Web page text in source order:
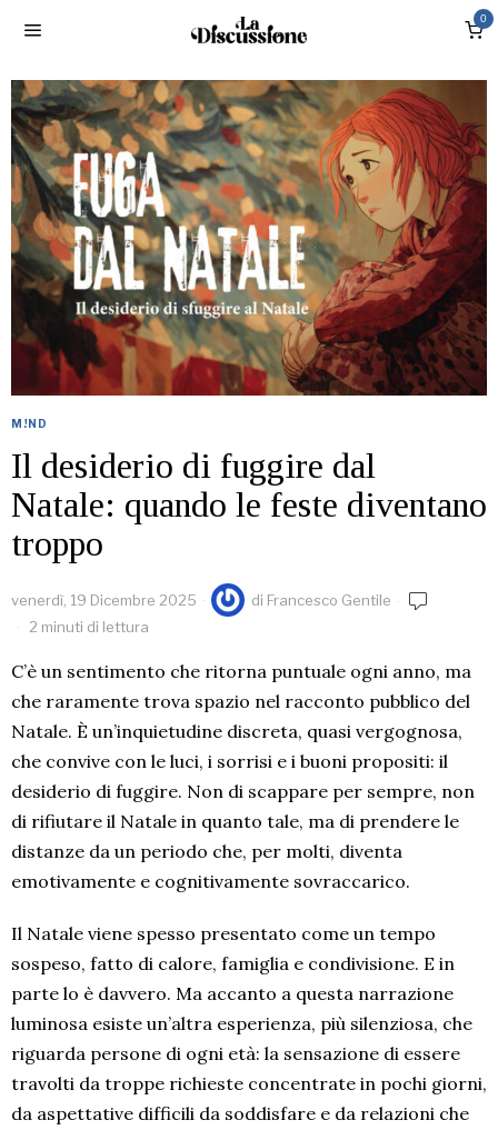
0
M!ND
Il desiderio di fuggire dal
Natale: quando le feste diventano
troppo
venerdì, 19 Dicembre 2025 di Francesco Gentile
2 minuti di lettura
C’è un sentimento che ritorna puntuale ogni anno, ma
che raramente trova spazio nel racconto pubblico del
Natale. È un’inquietudine discreta, quasi vergognosa,
che convive con le luci, i sorrisi e i buoni propositi: il
desiderio di fuggire. Non di scappare per sempre, non
di rifiutare il Natale in quanto tale, ma di prendere le
distanze da un periodo che, per molti, diventa
emotivamente e cognitivamente sovraccarico.
Il Natale viene spesso presentato come un tempo
sospeso, fatto di calore, famiglia e condivisione. E in
parte lo è davvero. Ma accanto a questa narrazione
luminosa esiste un’altra esperienza, più silenziosa, che
riguarda persone di ogni età: la sensazione di essere
travolti da troppe richieste concentrate in pochi giorni,
da aspettative difficili da soddisfare e da relazioni che